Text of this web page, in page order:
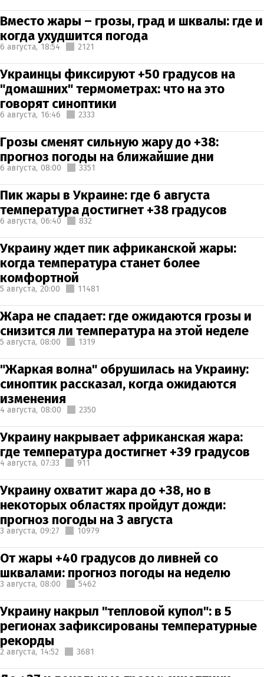
Вместо жары – грозы, град и шквалы: где и
когда ухудшится погода
6 августа, 18:54 2121
Украинцы фиксируют +50 градусов на
"домашних" термометрах: что на это
говорят синоптики
6 августа, 16:46 2333
Грозы сменят сильную жару до +38:
прогноз погоды на ближайшие дни
6 августа, 08:00 3351
Пик жары в Украине: где 6 августа
температура достигнет +38 градусов
6 августа, 06:40 832
Украину ждет пик африканской жары:
когда температура станет более
комфортной
5 августа, 20:00 11481
Жара не спадает: где ожидаются грозы и
снизится ли температура на этой неделе
5 августа, 08:00 1319
"Жаркая волна" обрушилась на Украину:
синоптик рассказал, когда ожидаются
изменения
4 августа, 08:00 2350
Украину накрывает африканская жара:
где температура достигнет +39 градусов
4 августа, 07:33 911
Украину охватит жара до +38, но в
некоторых областях пройдут дожди:
прогноз погоды на 3 августа
3 августа, 09:27 10979
От жары +40 градусов до ливней со
шквалами: прогноз погоды на неделю
3 августа, 08:00 5462
Украину накрыл "тепловой купол": в 5
регионах зафиксированы температурные
рекорды
2 августа, 14:52 3681